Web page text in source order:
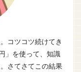
コツコツ続けてき
」を使って、知識
さてさてこの結果